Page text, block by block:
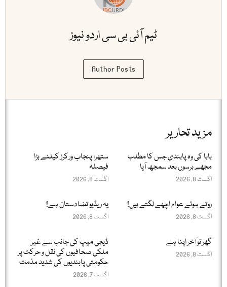
ٹیم آئی بی سی اردو نیوز
Author Posts
مزید تحاریر
بابا کی وہ پابندی جس کا مطلب
مجھے برسوں بعد سمجھ آیا
اگست 8, 2026
ستھرا پنجاب ورکرز کیلئے بڑا
فیصلہ
اگست 8, 2026
روتے ہوئے عوام اچھے لگتے ہیں!
اگست 8, 2026
یہ ریڈیو تضادستان ہے!
اگست 8, 2026
گھر تو آخر اپنا ہے
اگست 8, 2026
ڈیجی میپ کی جانب سے غیر
ملکی صحافیوں کی نقل و حرکت پر
حکومتی پابندیوں کی شدید مذمت
اگست 7, 2026